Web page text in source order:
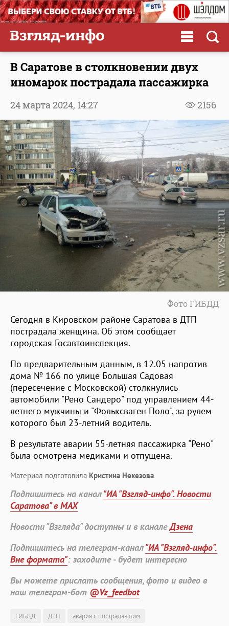
В Саратове в столкновении двух
иномарок пострадала пассажирка
2156
24 марта 2024, 14:27
Фото ГИБДД
Сегодня в Кировском районе Саратова в ДТП
пострадала женщина. Об этом сообщает
городская Госавтоинспекция.
По предварительным данным, в 12.05 напротив
дома № 166 по улице Большая Садовая
(пересечение с Московской) столкнулись
автомобили "Рено Сандеро" под управлением 44-
летнего мужчины и "Фольксваген Поло", за рулем
которого был 23-летний водитель.
В результате аварии 55-летняя пассажирка "Рено"
была осмотрена медиками и отпущена.
Материал подготовила Кристина Некезова
Подпишитесь на канал"ИА "Взгляд-инфо". Новости
Саратова" в MAX
Новости "Взгляда" доступны и в каналеДзена
Подпишитесь на телеграм-канал"ИА "Взгляд-инфо".
Вне формата": заходите - будет интересно
Вы можете прислать сообщения, фото и видео в
наш телеграм-бот @Vz_feedbot
ГИБДД ДТП авария с пострадавшим